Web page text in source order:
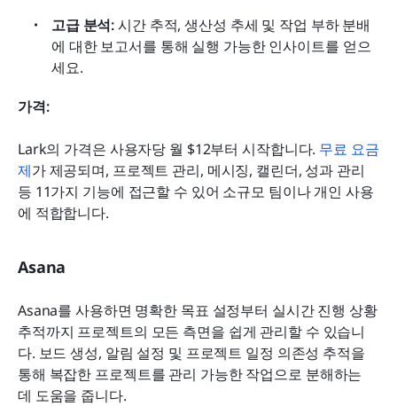
고급 분석: 시간 추적, 생산성 추세 및 작업 부하 분배
에 대한 보고서를 통해 실행 가능한 인사이트를 얻으
세요.
가격:
Lark의 가격은 사용자당 월 $12부터 시작합니다. 무료 요금
제가 제공되며, 프로젝트 관리, 메시징, 캘린더, 성과 관리
등 11가지 기능에 접근할 수 있어 소규모 팀이나 개인 사용
에 적합합니다.
Asana
Asana를 사용하면 명확한 목표 설정부터 실시간 진행 상황
추적까지 프로젝트의 모든 측면을 쉽게 관리할 수 있습니
다. 보드 생성, 알림 설정 및 프로젝트 일정 의존성 추적을
통해 복잡한 프로젝트를 관리 가능한 작업으로 분해하는
데 도움을 줍니다.